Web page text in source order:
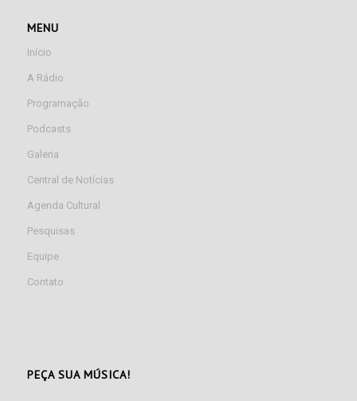
MENU
Início
A Rádio
Programação
Podcasts
Galeria
Central de Notícias
Agenda Cultural
Pesquisas
Equipe
Contato
PEÇA SUA MÚSICA!